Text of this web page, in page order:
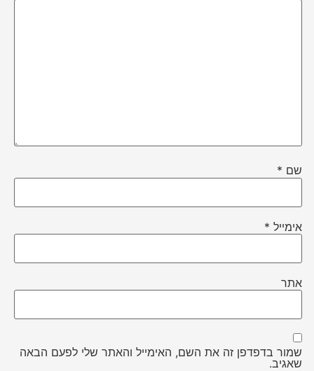
שם *
אימייל *
אתר
שמור בדפדפן זה את השם, האימייל והאתר שלי לפעם הבאה
שאגיב.